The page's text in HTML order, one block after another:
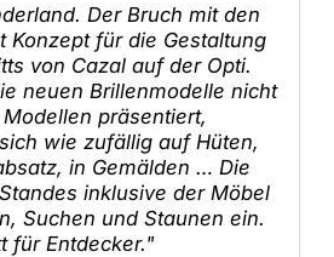
Der Bruch mit den
Konzept für die Gestaltung
von Cazal auf der Opti.
neuen Brillenmodelle nicht
präsentiert,
wie zufällig auf Hüten,
in Gemälden … Die
inklusive der Möbel
Suchen und Staunen ein.
für Entdecker."